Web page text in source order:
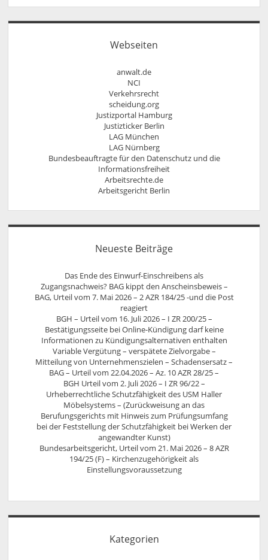
Vollmacht
Rechtssicher im Internet – Wettbewerbsrecht,
Urheberrecht, Lizenzrecht, Äußerungsrecht,
Persönlichkeitsrecht
Webseiten
anwalt.de
NCI
Verkehrsrecht
scheidung.org
Justizportal Hamburg
Justizticker Berlin
LAG München
LAG Nürnberg
Bundesbeauftragte für den Datenschutz und die
Informationsfreiheit
Arbeitsrechte.de
Arbeitsgericht Berlin
Neueste Beiträge
Das Ende des Einwurf-Einschreibens als
Zugangsnachweis? BAG kippt den Anscheinsbeweis –
BAG, Urteil vom 7. Mai 2026 – 2 AZR 184/25 -und die Post
reagiert
BGH – Urteil vom 16. Juli 2026 – I ZR 200/25 –
Bestätigungsseite bei Online-Kündigung darf keine
Informationen zu Kündigungsalternativen enthalten
Variable Vergütung – verspätete Zielvorgabe –
Mitteilung von Unternehmenszielen – Schadensersatz –
BAG – Urteil vom 22.04.2026 – Az. 10 AZR 28/25 –
BGH Urteil vom 2. Juli 2026 – I ZR 96/22 –
Urheberrechtliche Schutzfähigkeit des USM Haller
Möbelsystems – (Zurückweisung an das
Berufungsgerichts mit Hinweis zum Prüfungsumfang
bei der Feststellung der Schutzfähigkeit bei Werken der
angewandter Kunst)
Bundesarbeitsgericht, Urteil vom 21. Mai 2026 – 8 AZR
194/25 (F) – Kirchenzugehörigkeit als
Einstellungsvoraussetzung
Kategorien